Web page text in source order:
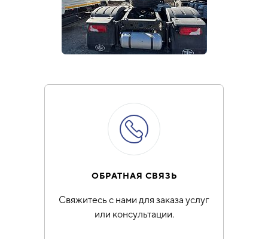
ОБРАТНАЯ СВЯЗЬ
Свяжитесь с нами для заказа услуг
или консультации.